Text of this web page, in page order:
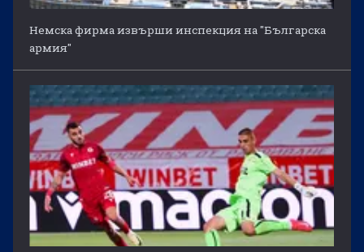
Немска фирма извърши инспекция на "Българска
армия"